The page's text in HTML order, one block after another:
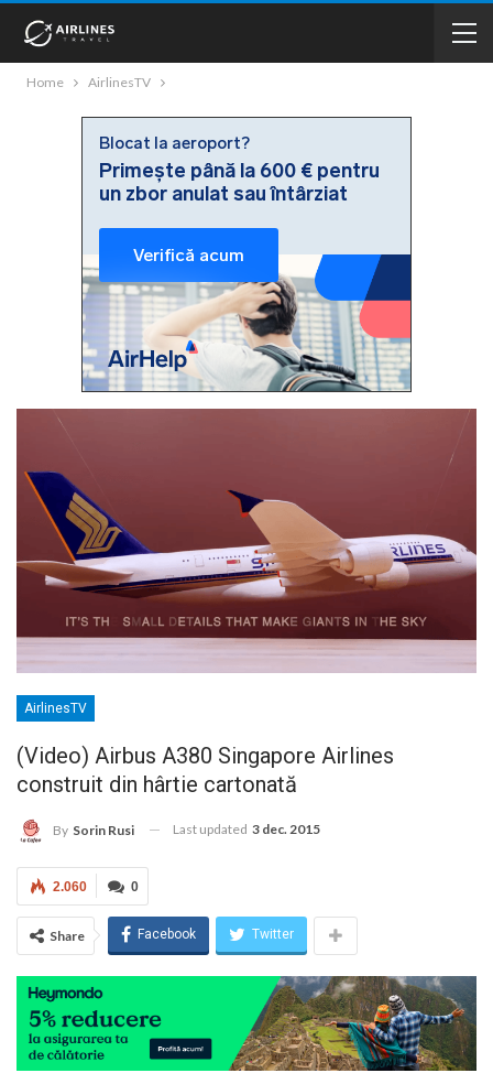
Home AirlinesTV
AirlinesTV
(Video) Airbus A380 Singapore Airlines
construit din hârtie cartonată
By Sorin Rusi Last updated 3 dec. 2015
0
2.060
Share Facebook Twitter